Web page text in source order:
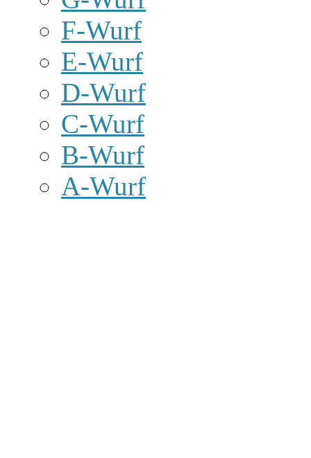
F-Wurf
E-Wurf
D-Wurf
C-Wurf
B-Wurf
A-Wurf